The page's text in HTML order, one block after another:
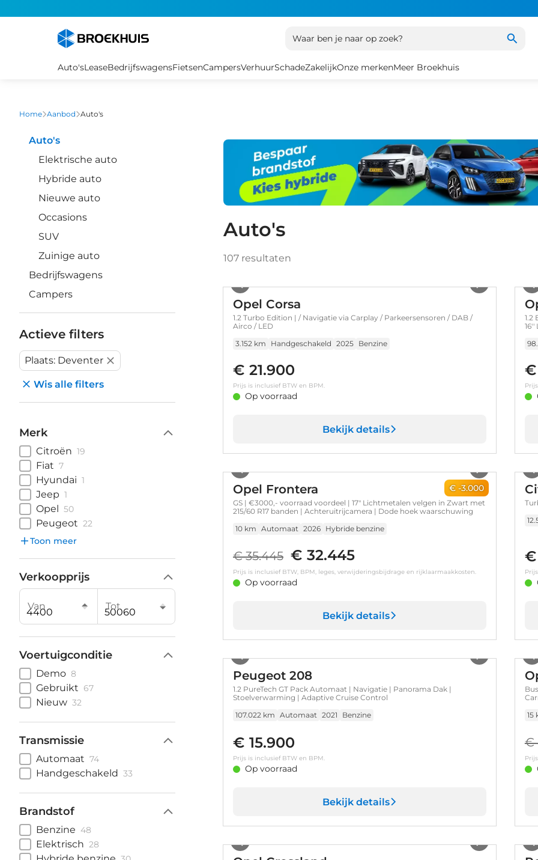
Waar ben je naar op zoek?
Auto'sLeaseBedrijfswagensFietsenCampersVerhuurSchadeZakelijkOnze merkenMeer Broekhuis
Home Aanbod Auto's
Auto's
Elektrische auto
Hybride auto
Nieuwe auto
Occasions
SUV
Zuinige auto
Bedrijfswagens
Campers
Actieve filters
Plaats: Deventer
Wis alle filters
Merk
Citroën 19
Fiat 7
Hyundai 1
Jeep 1
Opel 50
Peugeot 22
Toon meer
Verkoopprijs
Van Tot
Voertuigconditie
Demo 8
Gebruikt 67
Nieuw 32
Transmissie
Automaat 74
Handgeschakeld 33
Brandstof
Benzine 48
Elektrisch 28
Auto's
107resultaten
Opel Corsa
1.2 Turbo Edition | / Navigatie via Carplay / Parkeersensoren / DAB /
Airco / LED
3.152 km
Handgeschakeld 2025 Benzine
€ 21.900
Prijs is inclusief BTW en BPM.
Op voorraad
Bekijk details
1.2
16''
€
€ -3.000
Opel Frontera
GS | €3000,- voorraad voordeel | 17" Lichtmetalen velgen in Zwart met
215/60 R17 banden | Achteruitrijcamera | Dode hoek waarschuwing
10 km Automaat 2026 Hybride benzine
€ 35.445 € 32.445
Prijs is inclusief BTW, BPM, leges, verwijderingsbijdrage en rijklaarmaakkosten.
Op voorraad
Bekijk details
€
Peugeot 208
1.2 PureTech GT Pack Automaat | Navigatie | Panorama Dak |
Stoelverwarming | Adaptive Cruise Control
107.022 km Automaat 2021 Benzine
€ 15.900
Prijs is inclusief BTW en BPM.
Op voorraad
Bekijk details
15
€